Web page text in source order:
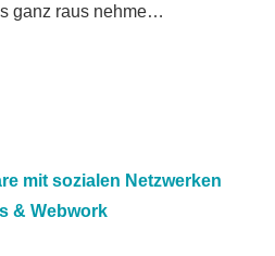
ganz raus nehme…
mit sozialen Netzwerken
& Webwork